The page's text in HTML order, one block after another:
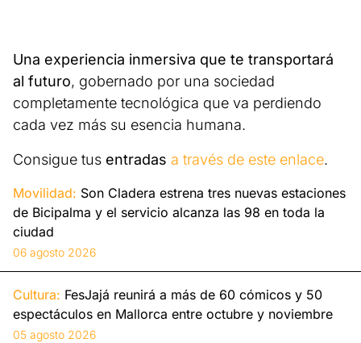
Una experiencia inmersiva que te transportará
al futuro, gobernado por una sociedad
completamente tecnológica que va perdiendo
cada vez más su esencia humana.
Consigue tus entradas a través de este enlace.
Movilidad: Son Cladera estrena tres nuevas estaciones
de Bicipalma y el servicio alcanza las 98 en toda la
ciudad
06 agosto 2026
Cultura: FesJajá reunirá a más de 60 cómicos y 50
espectáculos en Mallorca entre octubre y noviembre
05 agosto 2026